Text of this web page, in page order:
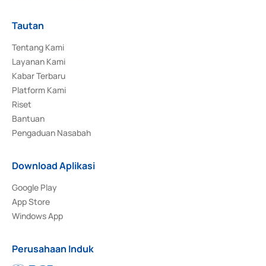
Tautan
Tentang Kami
Layanan Kami
Kabar Terbaru
Platform Kami
Riset
Bantuan
Pengaduan Nasabah
Download Aplikasi
Google Play
App Store
Windows App
Perusahaan Induk